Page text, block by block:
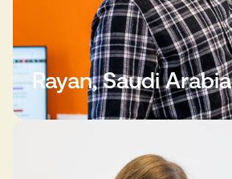
Rayan, Saudi Arabia